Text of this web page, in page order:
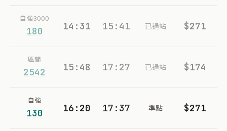
自強3000
180 14:31 15:41 已過站 $271
區間
2542 15:48 17:27 已過站 $174
自強
130 16:20 17:37 準點 $271